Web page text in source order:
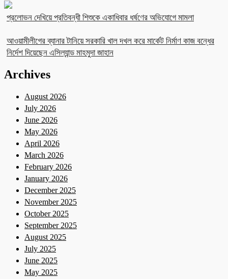
প্রলোভন দেখিয়ে প্রতিবন্ধী শিশুকে একাধিবার ধর্ষণের অভিযোগে মামলা
আওয়ামীলীগের ব্যানার টানিয়ে সরকারি খাল দখল করে মার্কেট নির্মাণ কাজ বন্ধের
নির্দেশ দিয়েছেন এসিল্যান্ড মাহমুদা জাহান
Archives
August 2026
July 2026
June 2026
May 2026
April 2026
March 2026
February 2026
January 2026
December 2025
November 2025
October 2025
September 2025
August 2025
July 2025
June 2025
May 2025